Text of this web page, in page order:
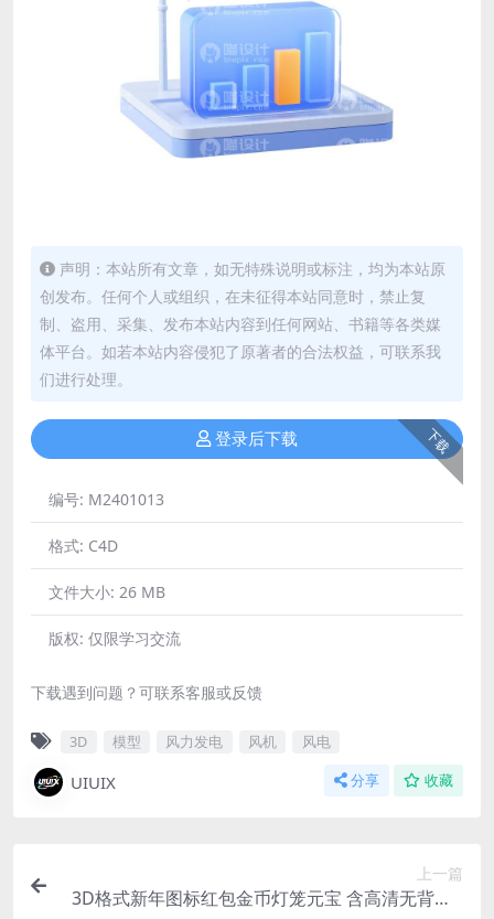
声明：本站所有文章，如无特殊说明或标注，均为本站原
创发布。任何个人或组织，在未征得本站同意时，禁止复
制、盗用、采集、发布本站内容到任何网站、书籍等各类媒
体平台。如若本站内容侵犯了原著者的合法权益，可联系我
们进行处理。
下载
登录后下载
编号: M2401013
格式: C4D
文件大小: 26 MB
版权: 仅限学习交流
下载遇到问题？可联系客服或反馈
3D 模型 风力发电 风机 风电
UIUIX 分享 收藏
上一篇
3D格式新年图标红包金币灯笼元宝 含高清无背景p